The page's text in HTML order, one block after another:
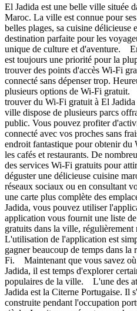
El Jadida est une belle ville située
Maroc. La ville est connue pour
belles plages, sa cuisine délicieuse
destination parfaite pour les
unique de culture et d'aventure.
est toujours une priorité pour la
trouver des points d'accès Wi-Fi
connecté sans dépenser trop.
plusieurs options de Wi-Fi
trouver du Wi-Fi gratuit à El Jadida
ville dispose de plusieurs parcs
public. Vous pouvez profiter
connecté avec vos proches sans
endroit fantastique pour obtenir du
les cafés et restaurants. De
des services Wi-Fi gratuits pour
déguster une délicieuse cuisine
réseaux sociaux ou en consultant
une carte plus complète des
Jadida, vous pouvez utiliser
application vous fournit une liste
gratuits dans la ville, régulièrement
L'utilisation de l'application est
gagner beaucoup de temps dans la
Fi. Maintenant que vous savez
Jadida, il est temps d'explorer
populaires de la ville. L'une des
Jadida est la Citerne Portugaise. Il
construite pendant l'occupation